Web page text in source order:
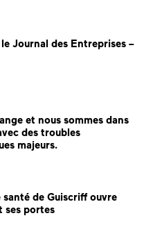
Journal des Entreprises –
et nous sommes dans
des troubles
majeurs.
santé de Guiscriff ouvre
ses portes